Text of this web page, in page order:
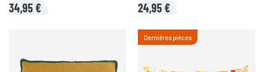
34,95 € 24,95 €
Dernières pièces